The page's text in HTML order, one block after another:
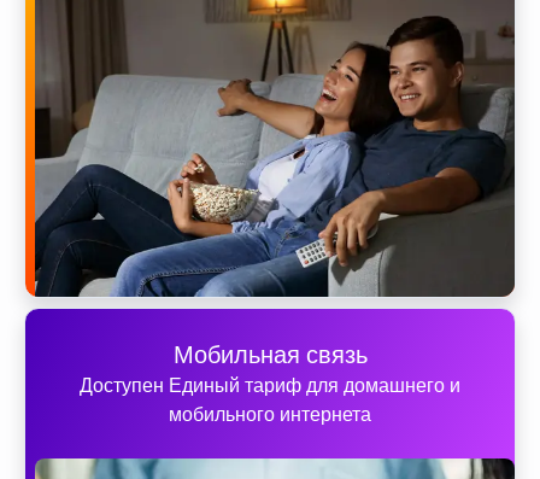
Мобильная связь
Доступен Единый тариф для домашнего и
мобильного интернета